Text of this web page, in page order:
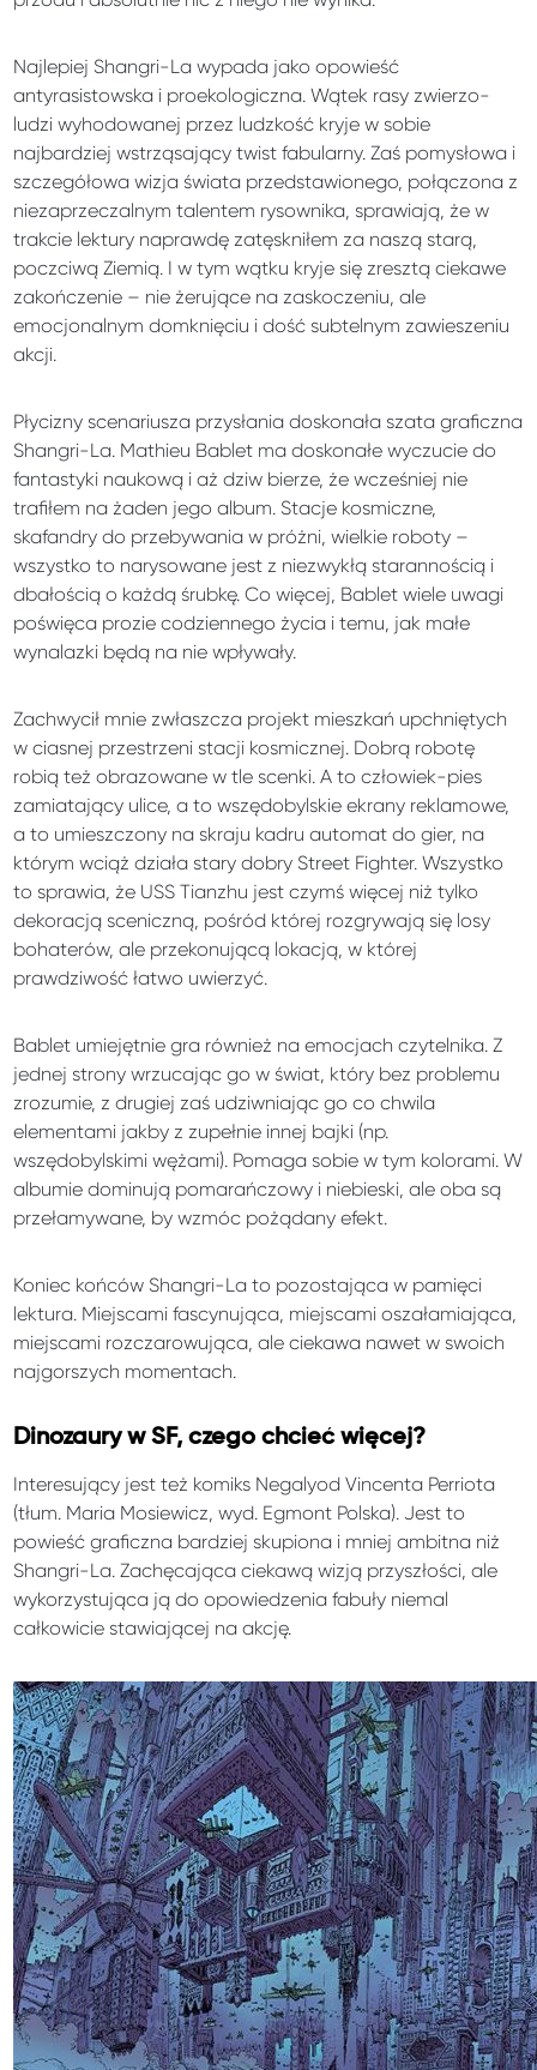
Najlepiej Shangri-La wypada jako opowieść
antyrasistowska i proekologiczna. Wątek rasy zwierzo-
ludzi wyhodowanej przez ludzkość kryje w sobie
najbardziej wstrząsający twist fabularny. Zaś pomysłowa i
szczegółowa wizja świata przedstawionego, połączona z
niezaprzeczalnym talentem rysownika, sprawiają, że w
trakcie lektury naprawdę zatęskniłem za naszą starą,
poczciwą Ziemią. I w tym wątku kryje się zresztą ciekawe
zakończenie – nie żerujące na zaskoczeniu, ale
emocjonalnym domknięciu i dość subtelnym zawieszeniu
akcji.
Płycizny scenariusza przysłania doskonała szata graficzna
Shangri-La. Mathieu Bablet ma doskonałe wyczucie do
fantastyki naukową i aż dziw bierze, że wcześniej nie
trafiłem na żaden jego album. Stacje kosmiczne,
skafandry do przebywania w próżni, wielkie roboty –
wszystko to narysowane jest z niezwykłą starannością i
dbałością o każdą śrubkę. Co więcej, Bablet wiele uwagi
poświęca prozie codziennego życia i temu, jak małe
wynalazki będą na nie wpływały.
Zachwycił mnie zwłaszcza projekt mieszkań upchniętych
w ciasnej przestrzeni stacji kosmicznej. Dobrą robotę
robią też obrazowane w tle scenki. A to człowiek-pies
zamiatający ulice, a to wszędobylskie ekrany reklamowe,
a to umieszczony na skraju kadru automat do gier, na
którym wciąż działa stary dobry Street Fighter. Wszystko
to sprawia, że USS Tianzhu jest czymś więcej niż tylko
dekoracją sceniczną, pośród której rozgrywają się losy
bohaterów, ale przekonującą lokacją, w której
prawdziwość łatwo uwierzyć.
Bablet umiejętnie gra również na emocjach czytelnika. Z
jednej strony wrzucając go w świat, który bez problemu
zrozumie, z drugiej zaś udziwniając go co chwila
elementami jakby z zupełnie innej bajki (np.
wszędobylskimi wężami). Pomaga sobie w tym kolorami. W
albumie dominują pomarańczowy i niebieski, ale oba są
przełamywane, by wzmóc pożądany efekt.
Koniec końców Shangri-La to pozostająca w pamięci
lektura. Miejscami fascynująca, miejscami oszałamiająca,
miejscami rozczarowująca, ale ciekawa nawet w swoich
najgorszych momentach.
Dinozaury w SF, czego chcieć więcej?
Interesujący jest też komiks Negalyod Vincenta Perriota
(tłum. Maria Mosiewicz, wyd. Egmont Polska). Jest to
powieść graficzna bardziej skupiona i mniej ambitna niż
Shangri-La. Zachęcająca ciekawą wizją przyszłości, ale
wykorzystująca ją do opowiedzenia fabuły niemal
całkowicie stawiającej na akcję.